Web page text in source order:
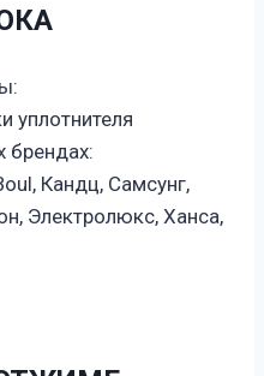
уплотнителя
брендах:
Кандц, Самсунг,
Электролюкс, Ханса,